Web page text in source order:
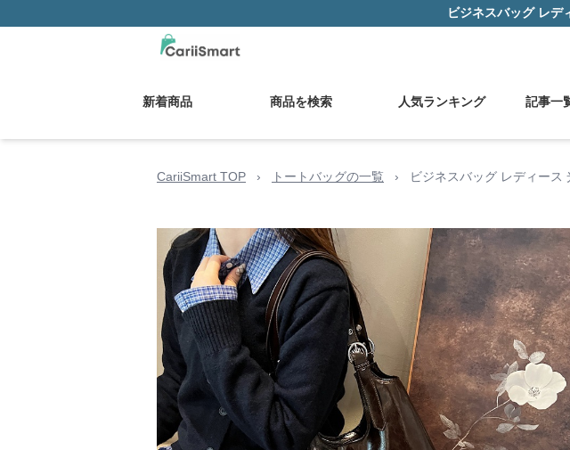
ビジネスバッグ レデ
新着商品 商品を検索 人気ランキング 記事一
CariiSmart TOP › トートバッグの一覧 › ビジネスバッグ レディース